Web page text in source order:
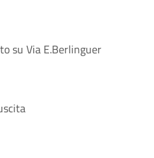
su Via E.Berlinguer